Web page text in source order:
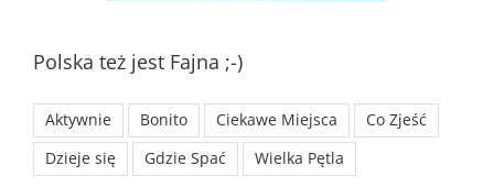
Polska też jest Fajna ;-)
Aktywnie Bonito Ciekawe Miejsca
Co Zjeść
Dzieje się
Gdzie Spać Wielka Pętla